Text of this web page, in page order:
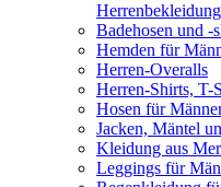
Herrenbekleidung
Badehosen und -
Hemden für
Herren-Overalls
Herren-Shirts, T-
Hosen für
Jacken, Mäntel
Kleidung aus
Leggings für